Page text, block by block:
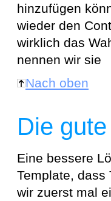
hinzufügen
wieder den
wirklich das
nennen wir sie
Nach oben
Die
Eine bessere
Template, dass
wir zuerst mal